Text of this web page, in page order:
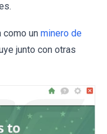
como un minero de
junto con otras